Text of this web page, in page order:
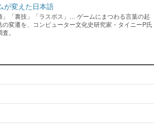
が変えた日本語
」「裏技」「ラスボス」… ゲームにまつわる言葉の起
の変遷を、コンピューター文化史研究家・タイニーP氏
。